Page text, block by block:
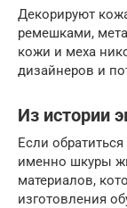
Декорируют
ремешками,
кожи и меха
дизайнеров и
Из истории
Если
именно шкуры
материалов,
изготовления